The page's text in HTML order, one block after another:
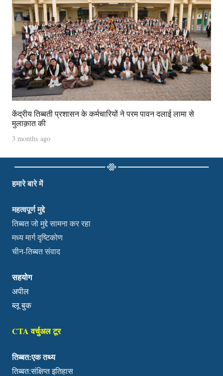
केंद्रीय तिब्बती प्रशासन के कर्मचारियों ने परम पावन दलाई लामा से
मुलाक़ात की
3 months ago
हमारे बारे में
महत्वपूर्ण मुद्दे
तिब्बत जो मुद्दे सामना कर रहा
मध्य मार्ग दृष्टिकोण
चीन-तिब्बत संवाद
सहयोग
अपील
ब्लू बुक
CTA वर्चुअल टूर
तिब्बत:एक तथ्य
तिब्बत:संक्षिप्त इतिहास